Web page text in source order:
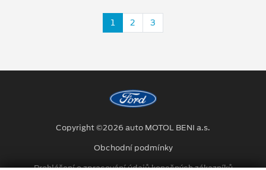
1 2 3
Copyright ©2026 auto MOTOL BENI a.s.
Obchodní podmínky